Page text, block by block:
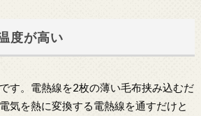
度が高い
す。電熱線を2枚の薄い毛布挟み込むだ
気を熱に変換する電熱線を通すだけと